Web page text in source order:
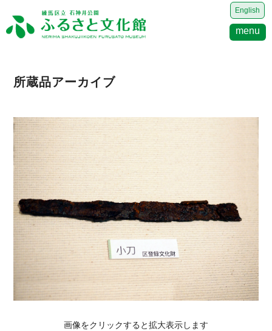
English
menu
所蔵品アーカイブ
画像をクリックすると拡大表示します